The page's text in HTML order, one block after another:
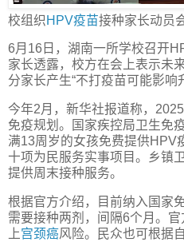
校组织 HPV疫苗接种家长动员
6月16日，湖南一所学校召开
家长透露，校方在会上表示未
分家长产生“不打疫苗可能影响
今年2月，新华社报道称，
免疫规划。国家疾控局卫生免
满13周岁的女孩免费提供HPV
十项为民服务实事项目。乡镇
提供周末接种服务。
根据官方介绍，目前纳入国家
需要接种两剂，间隔6个月。
上宫颈癌风险。民众也可根据